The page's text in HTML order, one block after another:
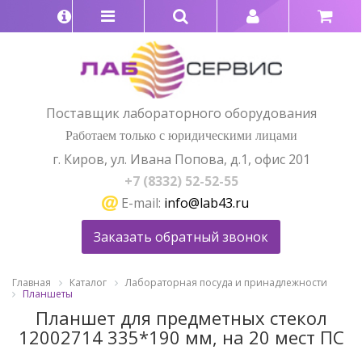
Поставщик лабораторного оборудования
Работаем только с юридическими лицами
г. Киров, ул. Ивана Попова, д.1, офис 201
+7 (8332) 52-52-55
E-mail: info@lab43.ru
Заказать обратный звонок
Главная Каталог
Лабораторная посуда и принадлежности
Планшеты
Планшет для предметных стекол
12002714 335*190 мм, на 20 мест ПС